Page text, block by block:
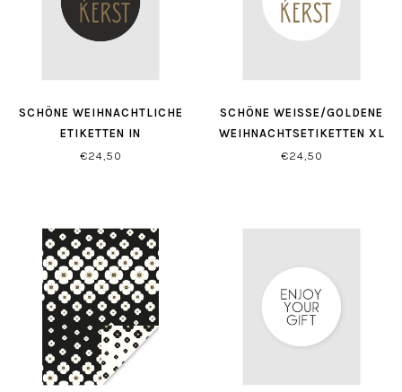
SCHÖNE WEIHNACHTLICHE
ETIKETTEN IN
SCHWARZ/GOLD XL (500
€24,50
SCHÖNE WEISSE/GOLDENE W
EIHNACHTSETIKETTEN XL (
500 STÜCK)
€24,50